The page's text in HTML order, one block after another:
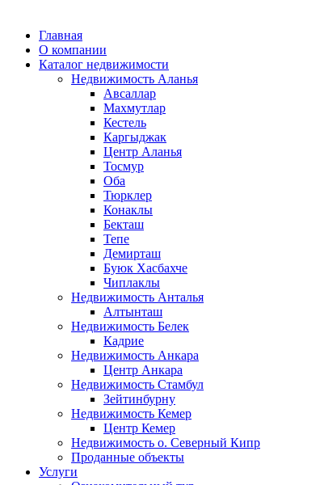
Главная
О компании
Каталог недвижимости
Недвижимость Аланья
Авсаллар
Махмутлар
Кестель
Каргыджак
Центр Аланья
Тосмур
Оба
Тюрклер
Конаклы
Бекташ
Тепе
Демирташ
Буюк Хасбахче
Чиплаклы
Недвижимость Анталья
Алтынташ
Недвижимость Белек
Кадрие
Недвижимость Анкара
Центр Анкара
Недвижимость Стамбул
Зейтинбурну
Недвижимость Кемер
Центр Кемер
Недвижимость о. Северный Кипр
Проданные объекты
Услуги